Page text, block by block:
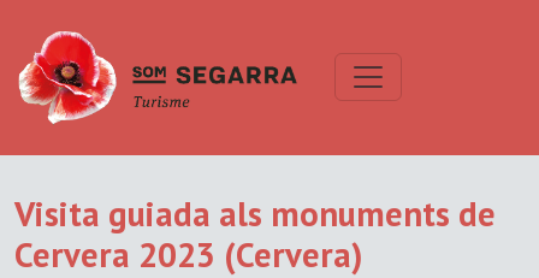
Visita guiada als monuments de
Cervera 2023 (Cervera)